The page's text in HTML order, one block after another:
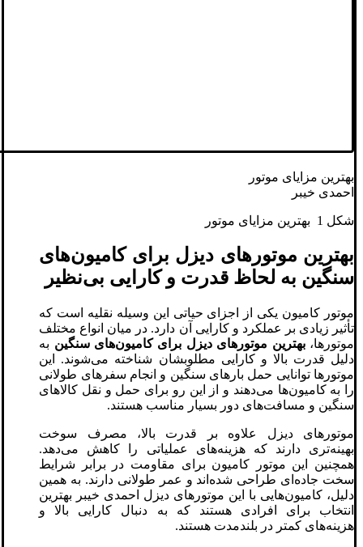
بهترین مزایای موتور
احمدی خیبر
شکل 1 بهترین مزایای موتور
بهترین موتورهای دیزل برای کامیون‌های
سنگین به لحاظ قدرت و کارایی بی‌نظیر
موتور کامیون یکی از اجزای حیاتی این وسیله نقلیه است که
تأثیر زیادی بر عملکرد و کارایی آن دارد. در میان انواع مختلف
موتورها،بهترین موتورهای دیزل برای کامیون‌های سنگین به
دلیل قدرت بالا و کارایی مطلوبشان شناخته می‌شوند. این
موتورها توانایی حمل بارهای سنگین و انجام سفرهای طولانی
را به کامیون‌ها می‌دهند و از این رو برای حمل و نقل کالاهای
سنگین و مسافت‌های دور بسیار مناسب هستند.
موتورهای دیزل علاوه بر قدرت بالا، مصرف سوخت
بهینه‌تری دارند که هزینه‌های عملیاتی را کاهش می‌دهد.
همچنین این موتور کامیون برای مقاومت در برابر شرایط
سخت جاده‌ای طراحی شده‌اند و عمر طولانی دارند. به همین
دلیل، کامیون‌هایی با این موتورهای دیزل احمدی خیبر بهترین
انتخاب برای افرادی هستند که به دنبال کارایی بالا و
هزینه‌های کمتر در بلندمدت هستند.